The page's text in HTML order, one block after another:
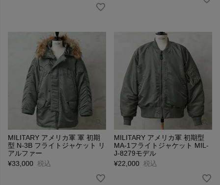
MILITARY アメリカ軍 軍 初期
型 N-3B フライトジャケット リ
アルファー
¥33,000 税込
MILITARY アメリカ軍 初期型
MA-1フライトジャケット MIL-
J-8279モデル
¥22,000 税込